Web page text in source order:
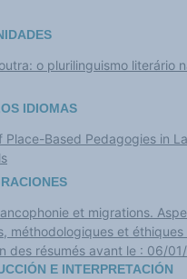
o plurilinguismo literário
IDIOMAS
Place-Based Pedagogies in
et migrations.
méthodologiques et
des résumés avant le : 06/
E INTERPRETACIÓN